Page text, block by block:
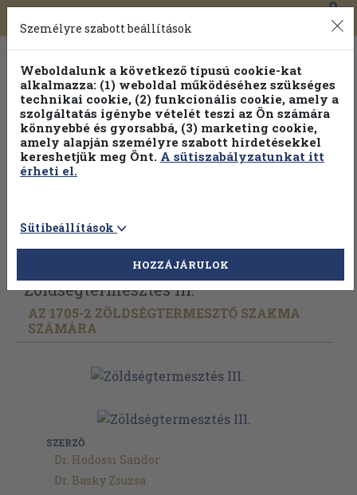
Toggle
navigation
0
Vissza az előző oldalra Válasszon példányt
Zöldségtermesztés III.
AZ 1705-2 ZÖLDSÉGTERMESZTŐ SZAKMA
SZÁMÁRA
SZERZŐ
Dr. Hodossi Sándor
Dr. Basky Zsuzsa
Személyre szabott beállítások
Weboldalunk a következő típusú cookie-kat
alkalmazza: (1) weboldal működéséhez szükséges
technikai cookie, (2) funkcionális cookie, amely a
szolgáltatás igénybe vételét teszi az Ön számára
könnyebbé és gyorsabbá, (3) marketing cookie,
amely alapján személyre szabott hirdetésekkel
kereshetjük meg Önt. A sütiszabályzatunkat itt
érheti el.
Sütibeállítások
HOZZÁJÁRULOK